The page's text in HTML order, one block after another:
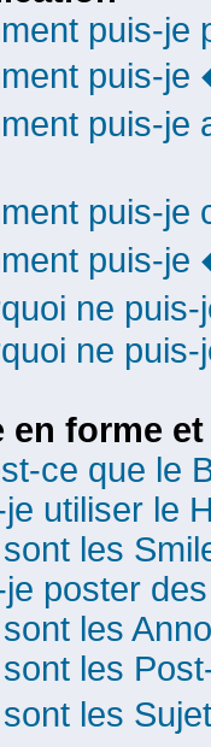
puis-je
puis-je
puis-je
puis-
puis-je
ne
ne
en forme
ce que le
je utiliser le
les
je poster
les
les
les